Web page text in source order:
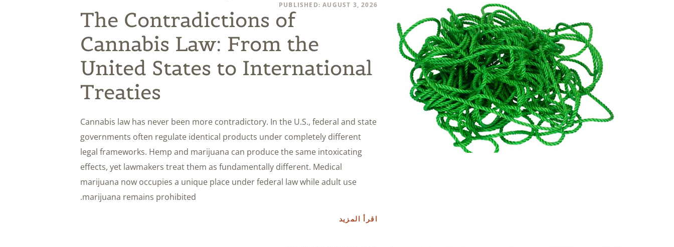
PUBLISHED: AUGUST 3, 2026
The Contradictions of
Cannabis Law: From the
United States to International
Treaties
Cannabis law has never been more contradictory. In the U.S., federal and state
governments often regulate identical products under completely different
legal frameworks. Hemp and marijuana can produce the same intoxicating
effects, yet lawmakers treat them as fundamentally different. Medical
marijuana now occupies a unique place under federal law while adult use
marijuana remains prohibited.
اقرأ المزيد